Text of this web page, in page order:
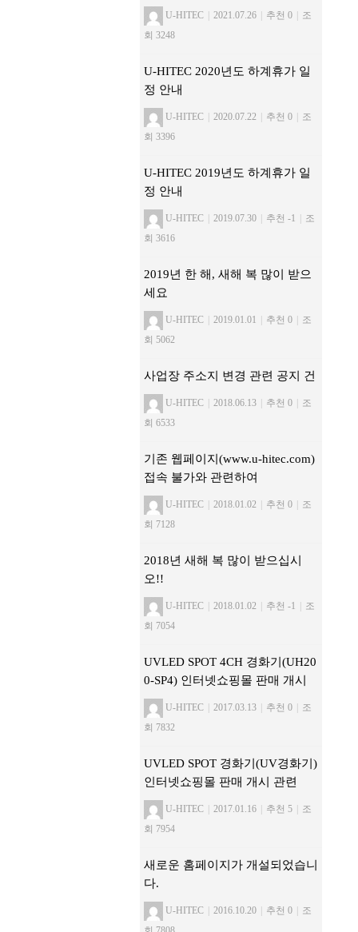
U-HITEC 2021.07.26 추천 0
조
회 3248
U-HITEC 2020년도 하계휴가 일
정 안내
U-HITEC 2020.07.22 추천 0
조
회 3396
U-HITEC 2019년도 하계휴가 일
정 안내
U-HITEC 2019.07.30 추천 -1
조
회 3616
2019년 한 해, 새해 복 많이 받으
세요
U-HITEC 2019.01.01 추천 0
조
회 5062
사업장 주소지 변경 관련 공지 건
U-HITEC 2018.06.13 추천 0
조
회 6533
기존 웹페이지(www.u-hitec.com)
접속 불가와 관련하여
U-HITEC 2018.01.02 추천 0
조
회 7128
2018년 새해 복 많이 받으십시
오!!
U-HITEC 2018.01.02 추천 -1
조
회 7054
UVLED SPOT 4CH 경화기(UH20
0-SP4) 인터넷쇼핑몰 판매 개시
U-HITEC 2017.03.13 추천 0
조
회 7832
UVLED SPOT 경화기(UV경화기)
인터넷쇼핑몰 판매 개시 관련
U-HITEC 2017.01.16 추천 5
조
회 7954
새로운 홈페이지가 개설되었습니
다.
U-HITEC 2016.10.20 추천 0
조